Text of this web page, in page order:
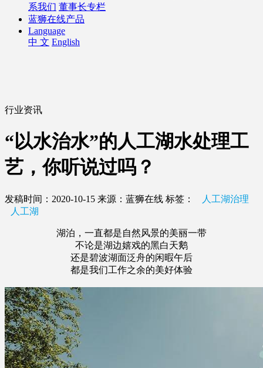
系我们 董事长专栏
蓝狮在线产品
Language
中 文 English
行业资讯
“以水治水”的人工湖水处理工
艺，你听说过吗？
发稿时间：2020-10-15 来源：蓝狮在线 标签：
人工湖治理
人工湖
湖泊，一直都是自然风景的美丽一带
不论是湖边嬉戏的黑白天鹅
还是碧波湖面泛舟的闲暇午后
都是我们工作之余的美好体验